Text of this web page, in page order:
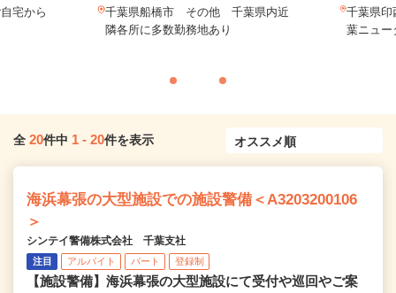
宅から
千葉県船橋市 その他 千葉県内近
隣各所に多数勤務地あり
千葉県印
葉ニュー
全 20件中 1 - 20件を表示
海浜幕張の大型施設での施設警備＜A3203200106
＞
シンテイ警備株式会社 千葉支社
注目 アルバイト パート 登録制
【施設警備】海浜幕張の大型施設にて受付や巡回やご案